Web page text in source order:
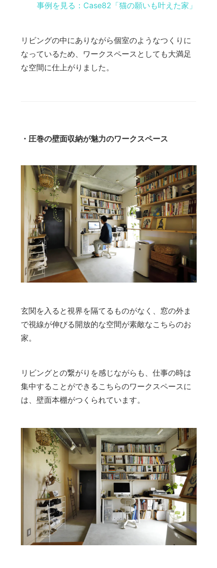
事例を見る：Case82「猫の願いも叶えた家」
リビングの中にありながら個室のようなつくりに
なっているため、ワークスペースとしても大満足
な空間に仕上がりました。
・圧巻の壁面収納が魅力のワークスペース
玄関を入ると視界を隔てるものがなく、窓の外ま
で視線が伸びる開放的な空間が素敵なこちらのお
家。
リビングとの繋がりを感じながらも、仕事の時は
集中することができるこちらのワークスペースに
は、壁面本棚がつくられています。